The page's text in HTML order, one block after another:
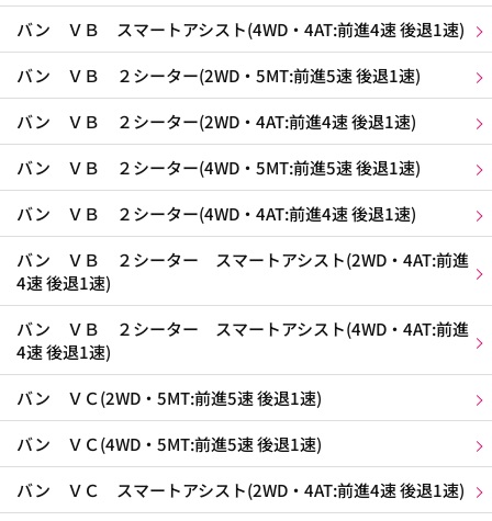
バン ＶＢ スマートアシスト(4WD・4AT:前進4速 後退1速)
バン ＶＢ ２シーター(2WD・5MT:前進5速 後退1速)
バン ＶＢ ２シーター(2WD・4AT:前進4速 後退1速)
バン ＶＢ ２シーター(4WD・5MT:前進5速 後退1速)
バン ＶＢ ２シーター(4WD・4AT:前進4速 後退1速)
バン ＶＢ ２シーター スマートアシスト(2WD・4AT:前進
4速 後退1速)
バン ＶＢ ２シーター スマートアシスト(4WD・4AT:前進
4速 後退1速)
バン ＶＣ(2WD・5MT:前進5速 後退1速)
バン ＶＣ(4WD・5MT:前進5速 後退1速)
バン ＶＣ スマートアシスト(2WD・4AT:前進4速 後退1速)